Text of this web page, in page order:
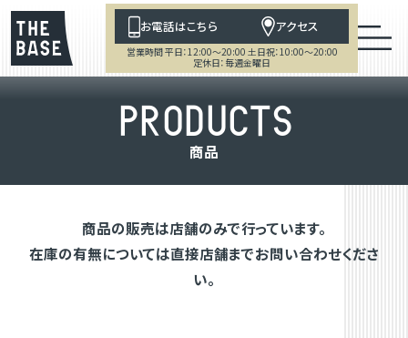
お電話はこちら アクセス
営業時間 平日：12:00～20:00 土日祝：10:00～20:00
定休日：毎週金曜日
PRODUCTS
商品
商品の販売は店舗のみで行っています。
在庫の有無については直接店舗までお問い合わせくださ
い。